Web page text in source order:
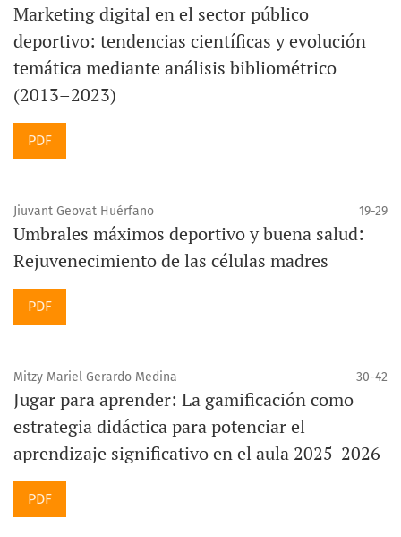
Marketing digital en el sector público
deportivo: tendencias científicas y evolución
temática mediante análisis bibliométrico
(2013–2023)
PDF
Jiuvant Geovat Huérfano 19-29
Umbrales máximos deportivo y buena salud:
Rejuvenecimiento de las células madres
PDF
Mitzy Mariel Gerardo Medina 30-42
Jugar para aprender: La gamificación como
estrategia didáctica para potenciar el
aprendizaje significativo en el aula 2025-2026
PDF